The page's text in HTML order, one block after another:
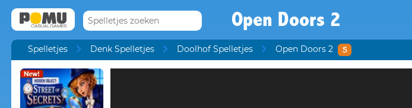
Open Doors 2
Spelletjes Denk Spelletjes Doolhof Spelletjes Open Doors 2 5